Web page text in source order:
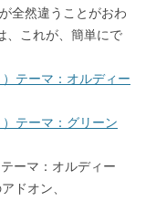
全然違うことがおわ
、これが、簡単にで
テーマ：オルディー
テーマ：グリーン
ーマ：オルディー
ドオン、